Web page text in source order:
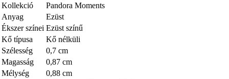
Kollekció
Pandora Moments
Anyag
Ezüst
Ékszer színei Ezüst színű
Kő típusa
Kő nélküli
Szélesség
0,7 cm
Magasság
0,87 cm
Mélység
0,88 cm